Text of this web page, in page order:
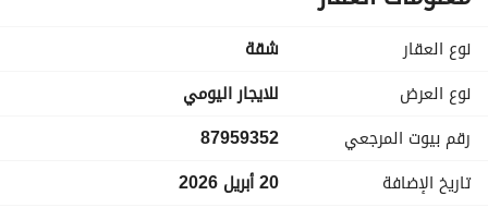
نوع العقار
شقة
نوع العرض
للايجار اليومي
رقم بيوت المرجعي
87959352
تاريخ الإضافة
20 أبريل 2026